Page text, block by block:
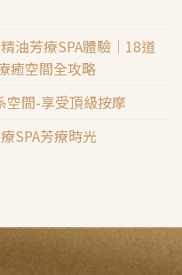
油芳療SPA體驗｜18道
癒空間全攻略
空間-享受頂級按摩
SPA芳療時光